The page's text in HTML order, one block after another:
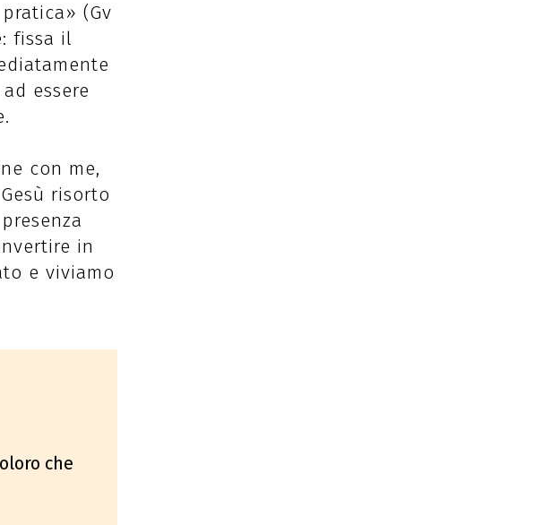
(Gv
fissa il
essere
con me,
risorto
in
e viviamo
che